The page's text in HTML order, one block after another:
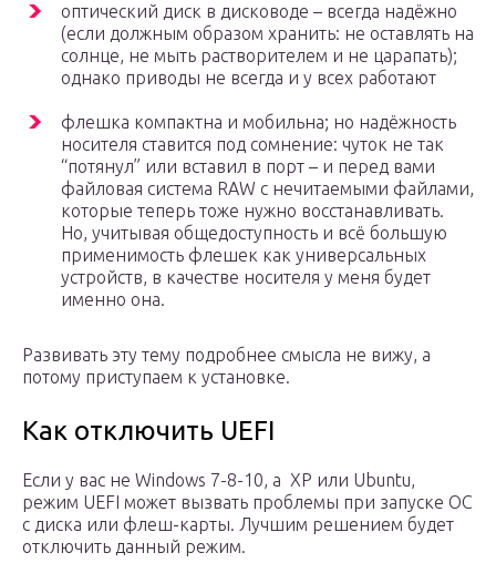
оптический диск в дисководе – всегда надёжно
(если должным образом хранить: не оставлять на
солнце, не мыть растворителем и не царапать);
однако приводы не всегда и у всех работают
флешка компактна и мобильна; но надёжность
носителя ставится под сомнение: чуток не так
“потянул” или вставил в порт – и перед вами
файловая система RAW с нечитаемыми файлами,
которые теперь тоже нужно восстанавливать.
Но, учитывая общедоступность и всё большую
применимость флешек как универсальных
устройств, в качестве носителя у меня будет
именно она.
Развивать эту тему подробнее смысла не вижу, а
потому приступаем к установке.
Как отключить UEFI
Если у вас не Windows 7-8-10, а XP или Ubuntu,
режим UEFI может вызвать проблемы при запуске ОС
с диска или флеш-карты. Лучшим решением будет
отключить данный режим.